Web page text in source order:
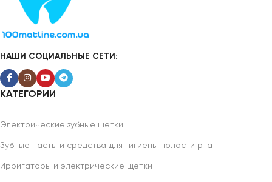
НАШИ СОЦИАЛЬНЫЕ СЕТИ:
КАТЕГОРИИ
Электрические зубные щетки
Зубные пасты и средства для гигиены полости рта
Ирригаторы и электрические щетки